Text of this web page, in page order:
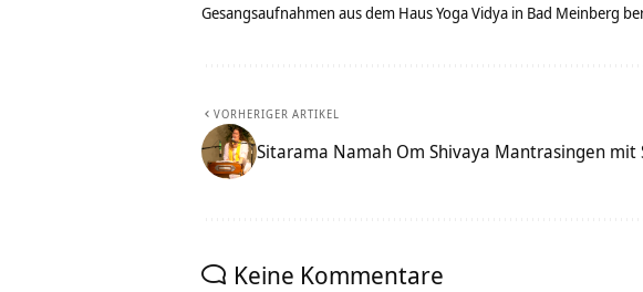
Gesangsaufnahmen aus dem Haus Yoga Vidya in Bad Meinberg
VORHERIGER ARTIKEL
Sitarama Namah Om Shivaya Mantrasingen mit
Keine Kommentare